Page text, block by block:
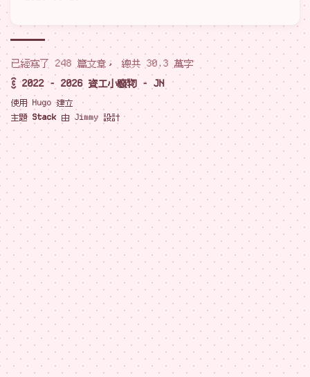
已經寫了 248 篇文章， 總共 30.3 萬字
© 2022 - 2026 資工小廢物 - JN
使用 Hugo 建立
主題 Stack 由 Jimmy 設計